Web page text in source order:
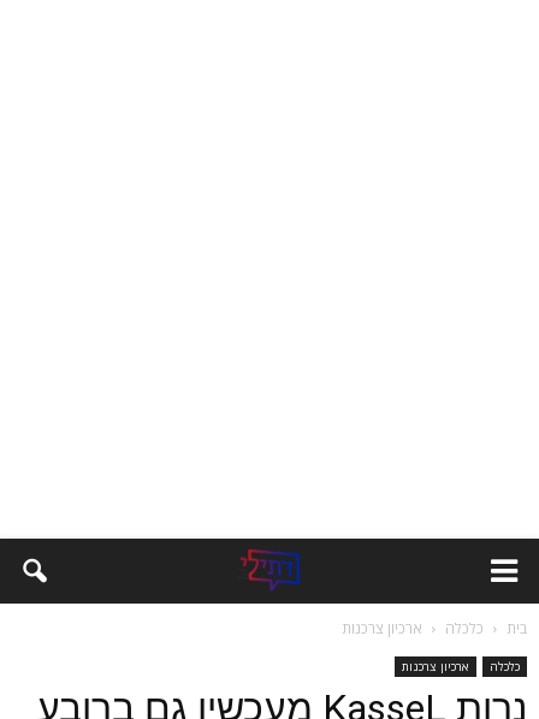
בית כלכלה ארכיון צרכנות
כלכלה ארכיון צרכנות
נרות KasseL מעכשיו גם ברובע